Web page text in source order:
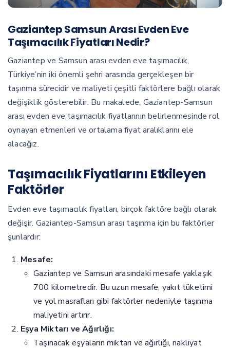
Gaziantep Samsun Arası Evden Eve
Taşımacılık Fiyatları Nedir?
Gaziantep ve Samsun arası evden eve taşımacılık,
Türkiye’nin iki önemli şehri arasında gerçekleşen bir
taşınma sürecidir ve maliyeti çeşitli faktörlere bağlı olarak
değişiklik gösterebilir. Bu makalede, Gaziantep-Samsun
arası evden eve taşımacılık fiyatlarının belirlenmesinde rol
oynayan etmenleri ve ortalama fiyat aralıklarını ele
alacağız.
Taşımacılık Fiyatlarını Etkileyen
Faktörler
Evden eve taşımacılık fiyatları, birçok faktöre bağlı olarak
değişir. Gaziantep-Samsun arası taşınma için bu faktörler
şunlardır:
Mesafe:
Gaziantep ve Samsun arasındaki mesafe yaklaşık
700 kilometredir. Bu uzun mesafe, yakıt tüketimi
ve yol masrafları gibi faktörler nedeniyle taşınma
maliyetini artırır.
Eşya Miktarı ve Ağırlığı:
Taşınacak eşyaların miktarı ve ağırlığı, nakliyat